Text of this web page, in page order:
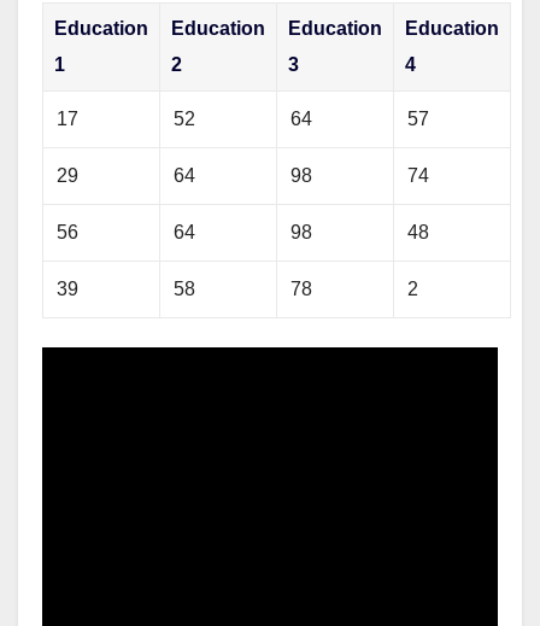
Education
1
Education
2
Education
3
Education
4
17 52 64 57
29 64 98 74
56 64 98 48
39 58 78 2